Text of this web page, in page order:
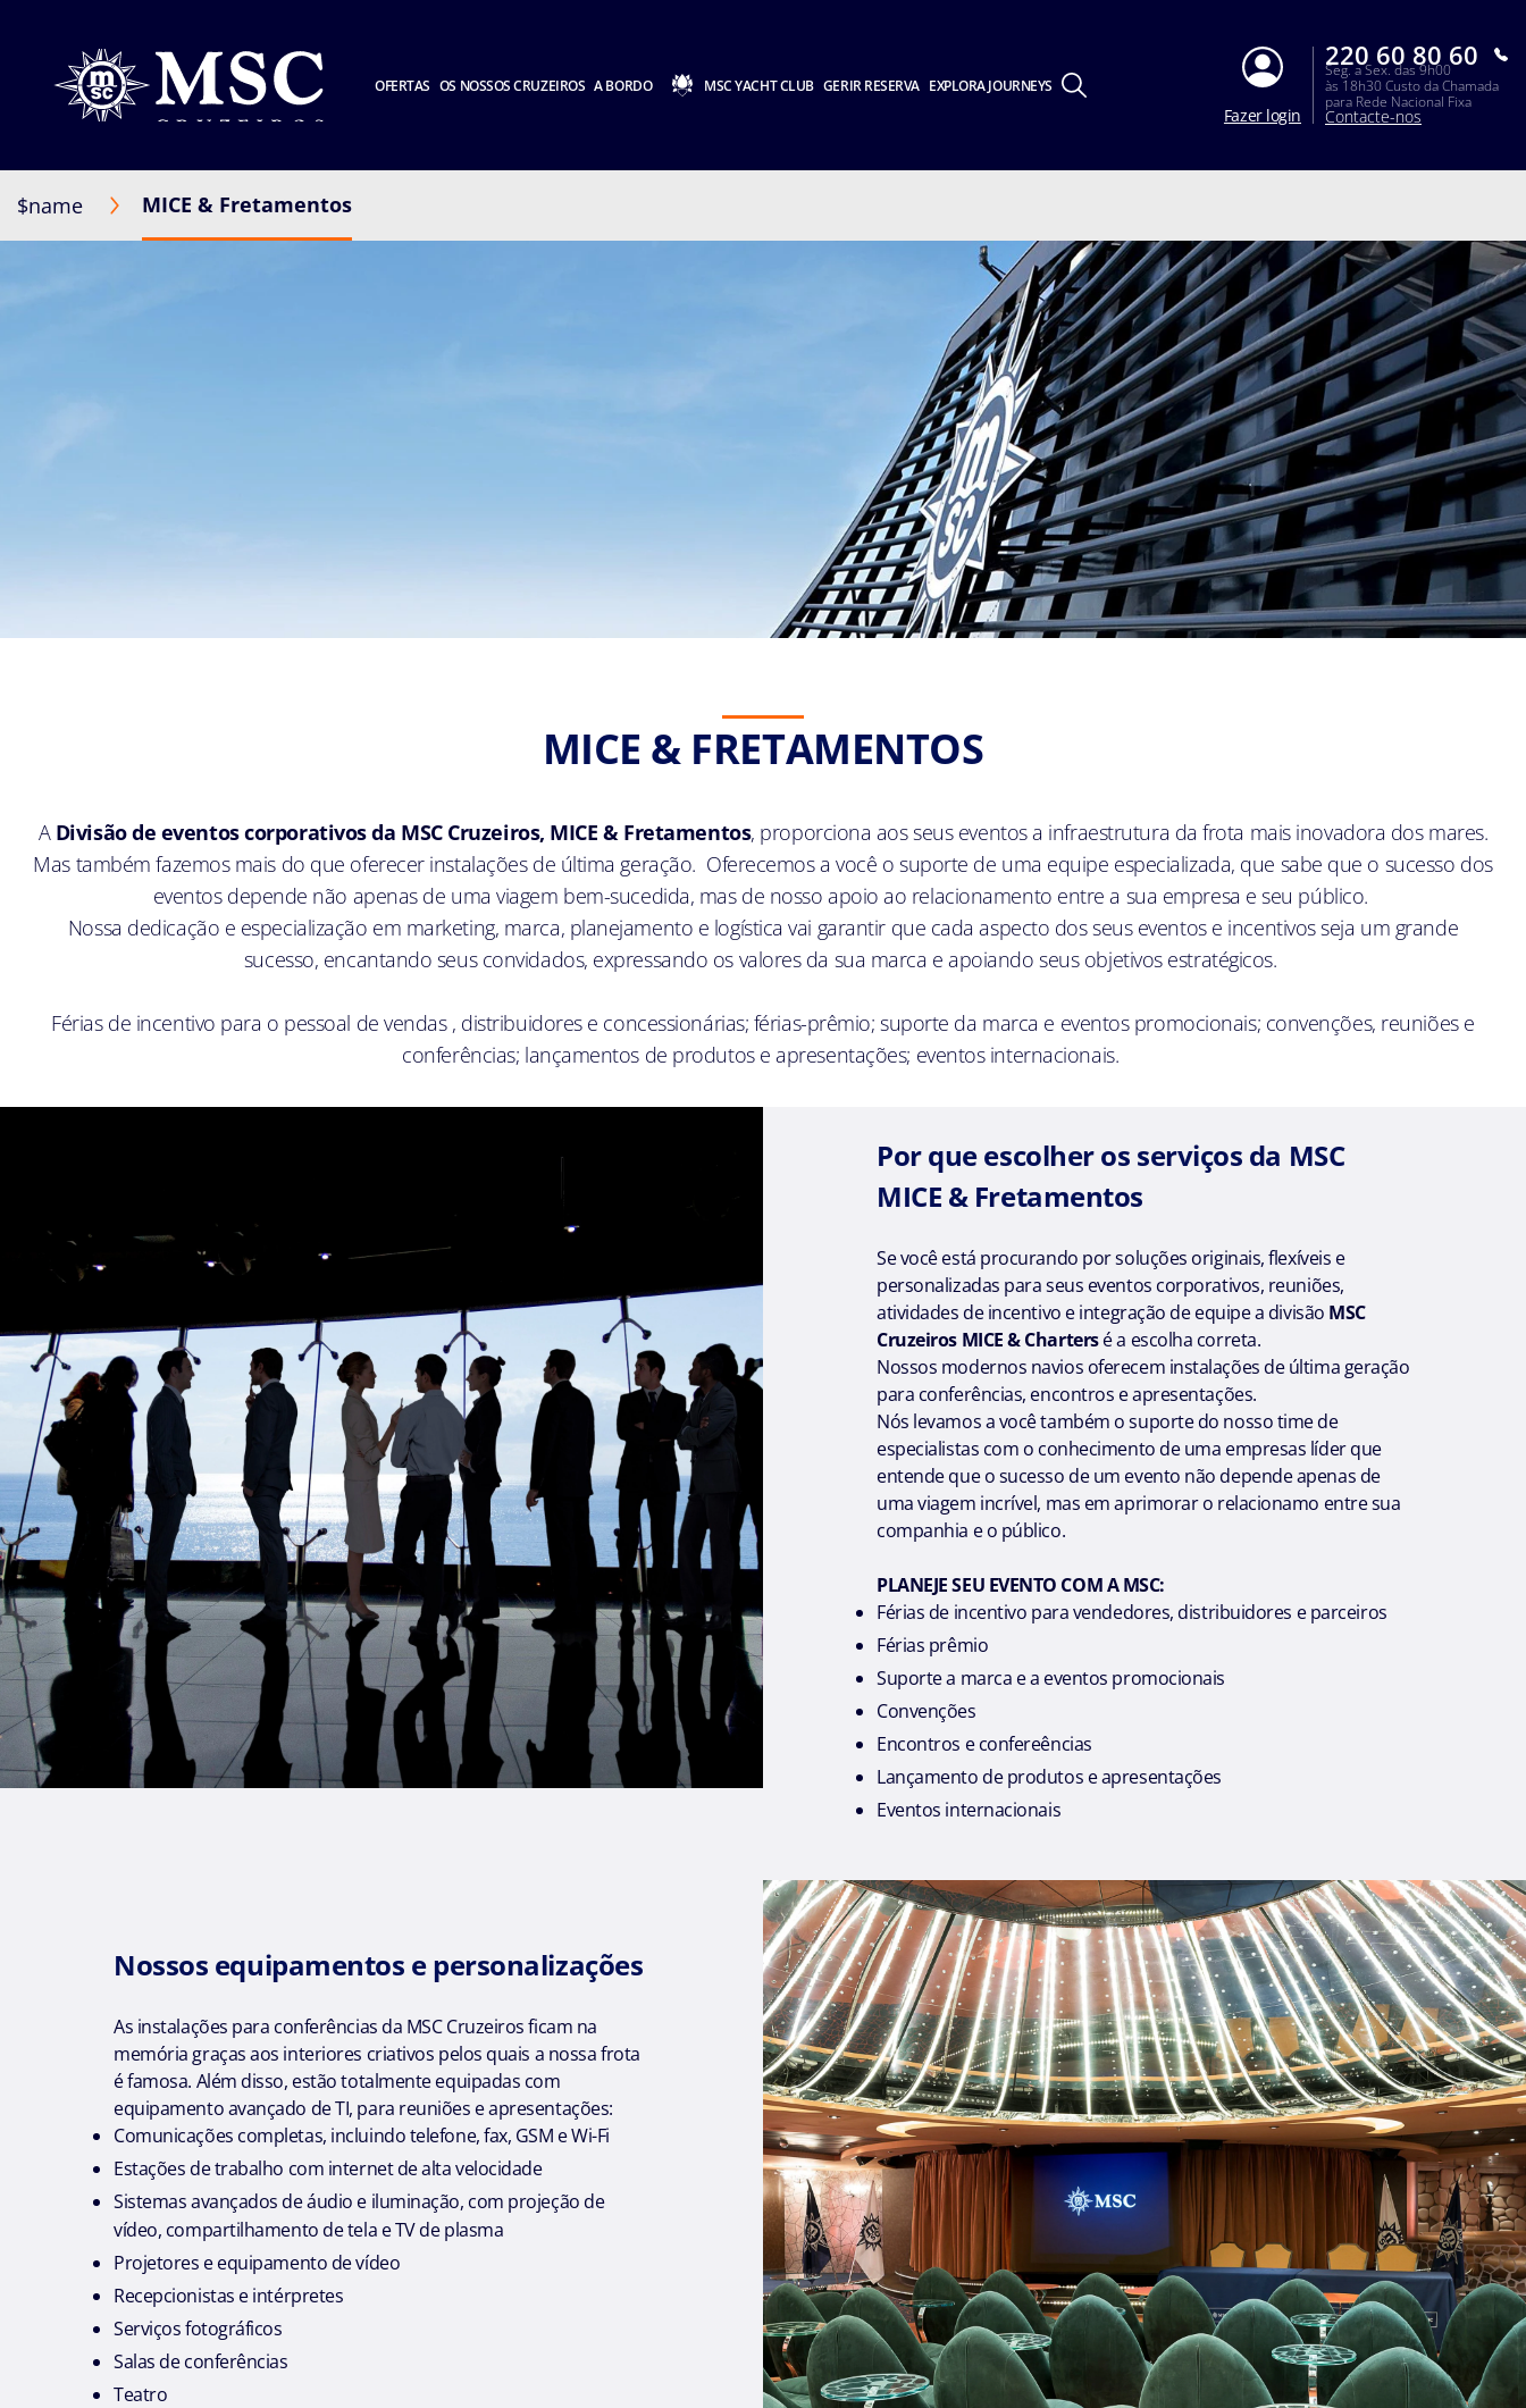
OFERTAS OS NOSSOS CRUZEIROS A BORDO MSC YACHT CLUB GERIR RESERVA EXPLORA JOURNEYS
Fazer login
220 60 80 60
Seg. a Sex. das 9h00
às 18h30 Custo da Chamada
para Rede Nacional Fixa
Contacte-nos
$name MICE & Fretamentos
MICE & FRETAMENTOS
A Divisão de eventos corporativos da MSC Cruzeiros, MICE & Fretamentos, proporciona aos seus eventos a infraestrutura da frota mais inovadora dos mares.
Mas também fazemos mais do que oferecer instalações de última geração. Oferecemos a você o suporte de uma equipe especializada, que sabe que o sucesso dos
eventos depende não apenas de uma viagem bem-sucedida, mas de nosso apoio ao relacionamento entre a sua empresa e seu público.
Nossa dedicação e especialização em marketing, marca, planejamento e logística vai garantir que cada aspecto dos seus eventos e incentivos seja um grande
sucesso, encantando seus convidados, expressando os valores da sua marca e apoiando seus objetivos estratégicos.
Férias de incentivo para o pessoal de vendas , distribuidores e concessionárias; férias-prêmio; suporte da marca e eventos promocionais; convenções, reuniões e
conferências; lançamentos de produtos e apresentações; eventos internacionais.
Por que escolher os serviços da MSC
MICE & Fretamentos
Se você está procurando por soluções originais, flexíveis e
personalizadas para seus eventos corporativos, reuniões,
atividades de incentivo e integração de equipe a divisão MSC
Cruzeiros MICE & Chartersé a escolha correta.
Nossos modernos navios oferecem instalações de última geração
para conferências, encontros e apresentações.
Nós levamos a você também o suporte do nosso time de
especialistas com o conhecimento de uma empresas líder que
entende que o sucesso de um evento não depende apenas de
uma viagem incrível, mas em aprimorar o relacionamo entre sua
companhia e o público.
PLANEJE SEU EVENTO COM A MSC:
Férias de incentivo para vendedores, distribuidores e parceiros
Férias prêmio
Suporte a marca e a eventos promocionais
Convenções
Encontros e confereências
Lançamento de produtos e apresentações
Eventos internacionais
Nossos equipamentos e personalizações
As instalações para conferências da MSC Cruzeiros ficam na
memória graças aos interiores criativos pelos quais a nossa frota
é famosa. Além disso, estão totalmente equipadas com
equipamento avançado de TI, para reuniões e apresentações:
Comunicações completas, incluindo telefone, fax, GSM e Wi-Fi
Estações de trabalho com internet de alta velocidade
Sistemas avançados de áudio e iluminação, com projeção de
vídeo, compartilhamento de tela e TV de plasma
Projetores e equipamento de vídeo
Recepcionistas e intérpretes
Serviços fotográficos
Salas de conferências
Teatro